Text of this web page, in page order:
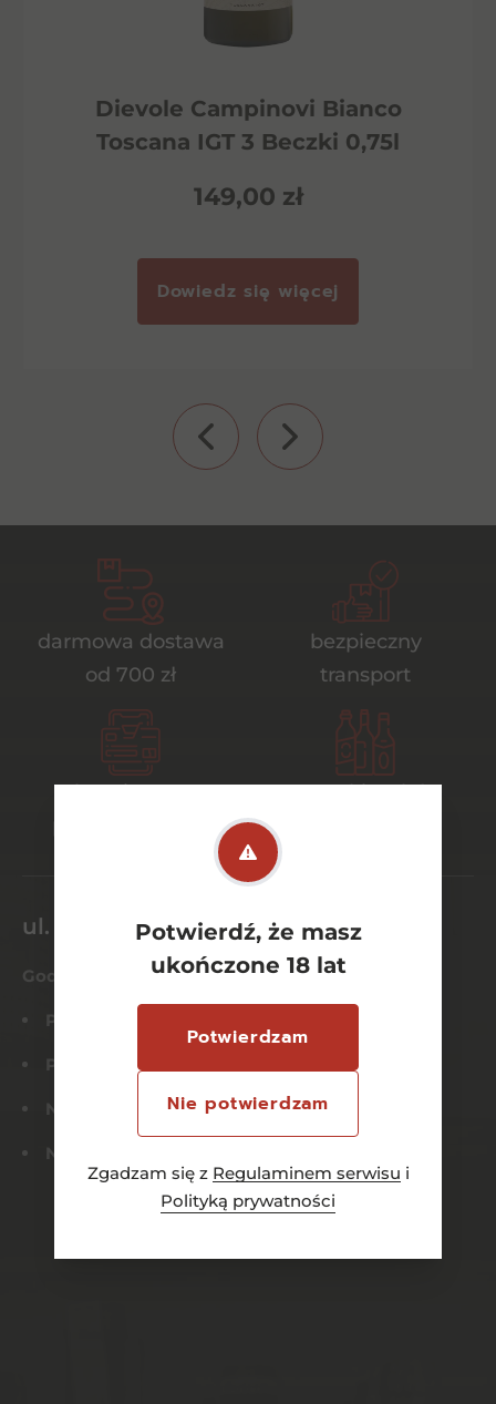
Potwierdź, że masz
ukończone 18 lat
Potwierdzam
Nie potwierdzam
Zgadzam się z Regulaminem serwisu i
Polityką prywatności
Dievole Campinovi Bianco
Toscana IGT 3 Beczki 0,75l
149,00 zł
Dowiedz się więcej
darmowa dostawa
od 700 zł
bezpieczny
transport
bezpieczne
szeroki wybór
ul. Dworcowa 26/6
Godziny otwarcia
Pn-Czw:
Pt-Sob: 8:00 – 22:00
Niedziela: Nieczynne
Nd. Handlowa: